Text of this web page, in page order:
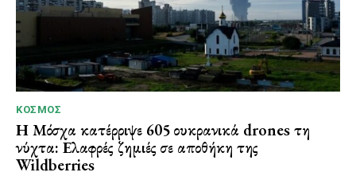
ΚΌΣΜΟΣ
Η Μόσχα κατέρριψε 605 ουκρανικά drones τη
νύχτα: Ελαφρές ζημιές σε αποθήκη της
Wildberries